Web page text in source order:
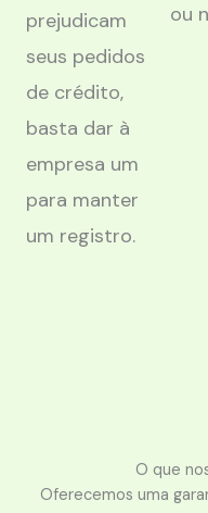
prejudicam
seus pedidos
de crédito,
basta dar à
empresa um
para manter
um registro.
ou
O que
Oferecemos uma